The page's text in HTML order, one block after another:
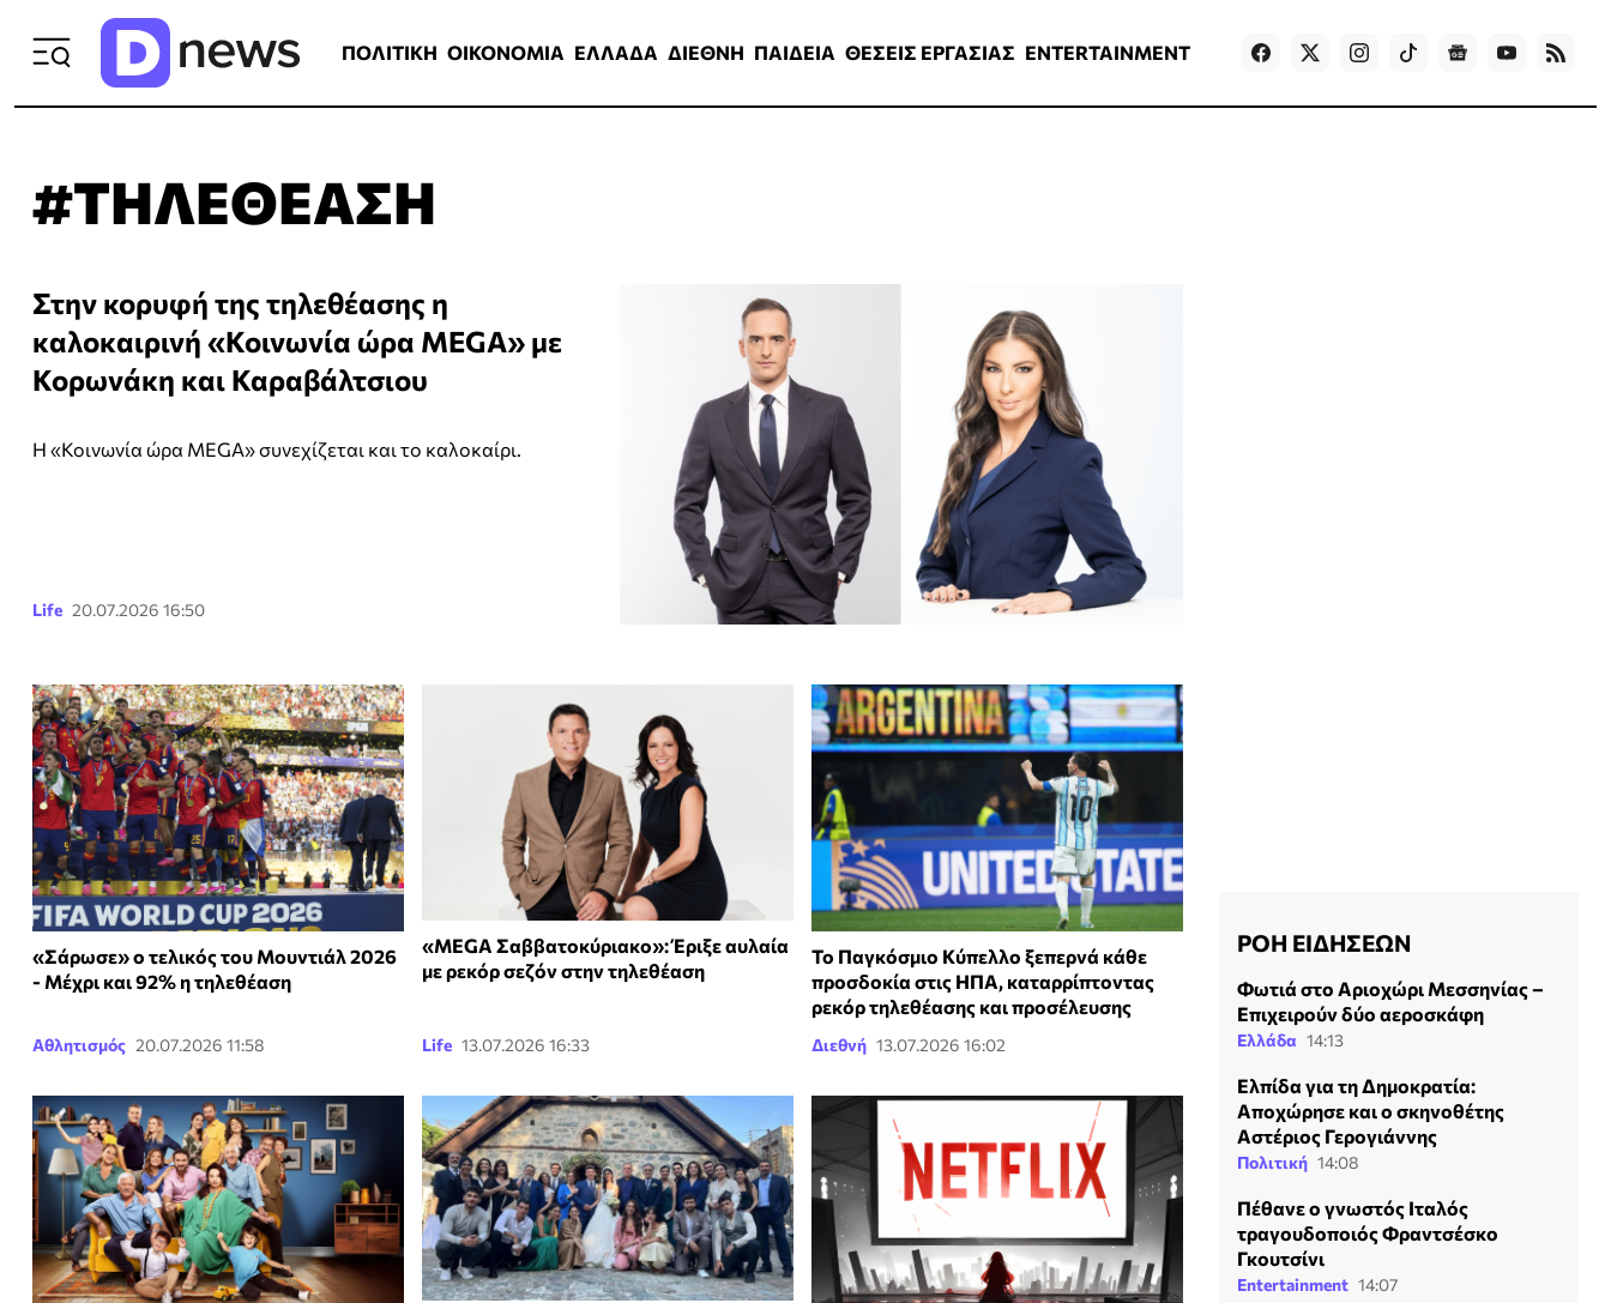
ΠΟΛΙΤΙΚΗ ΟΙΚΟΝΟΜΙΑ ΕΛΛΑΔΑ ΔΙΕΘΝΗ ΠΑΙΔΕΙΑ ΘΕΣΕΙΣ ΕΡΓΑΣΙΑΣ ENTERTAINMENT Games
#ΤΗΛΕΘΕΑΣΗ
Στην κορυφή της τηλεθέασης η
καλοκαιρινή «Κοινωνία ώρα MEGA» με
Κορωνάκη και Καραβάλτσιου
Η «Κοινωνία ώρα MEGA» συνεχίζεται και το καλοκαίρι.
Life 20.07.2026 16:50
«Σάρωσε» ο τελικός του Μουντιάλ 2026
- Μέχρι και 92% η τηλεθέαση
Αθλητισμός 20.07.2026 11:58
«MEGA Σαββατοκύριακο»: Έριξε αυλαία
με ρεκόρ σεζόν στην τηλεθέαση
Life 13.07.2026 16:33
Το Παγκόσμιο Κύπελλο ξεπερνά κάθε
προσδοκία στις ΗΠΑ, καταρρίπτοντας
ρεκόρ τηλεθέασης και προσέλευσης
Διεθνή 13.07.2026 16:02
ΡΟΗ ΕΙΔΗΣΕΩΝ
Φωτιά στο Αριοχώρι Μεσσηνίας –
Επιχειρούν δύο αεροσκάφη
Ελλάδα 14:13
Ελπίδα για τη Δημοκρατία:
Αποχώρησε και ο σκηνοθέτης
Αστέριος Γερογιάννης
Πολιτική 14:08
Πέθανε ο γνωστός Ιταλός
τραγουδοποιός Φραντσέσκο
Γκουτσίνι
Entertainment 14:07